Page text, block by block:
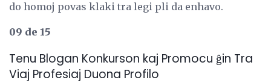
do homoj povas klaki tra legi pli da enhavo.
09 de 15
Tenu Blogan Konkurson kaj Promocu ĝin Tra
Viaj Profesiaj Duona Profilo